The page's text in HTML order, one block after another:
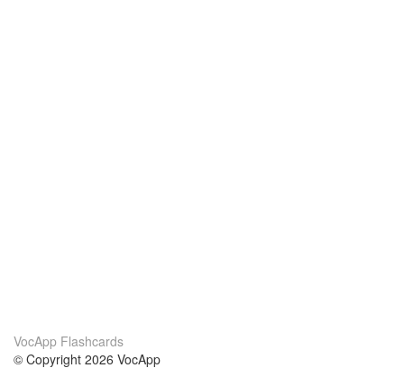
VocApp Flashcards
© Copyright 2026 VocApp